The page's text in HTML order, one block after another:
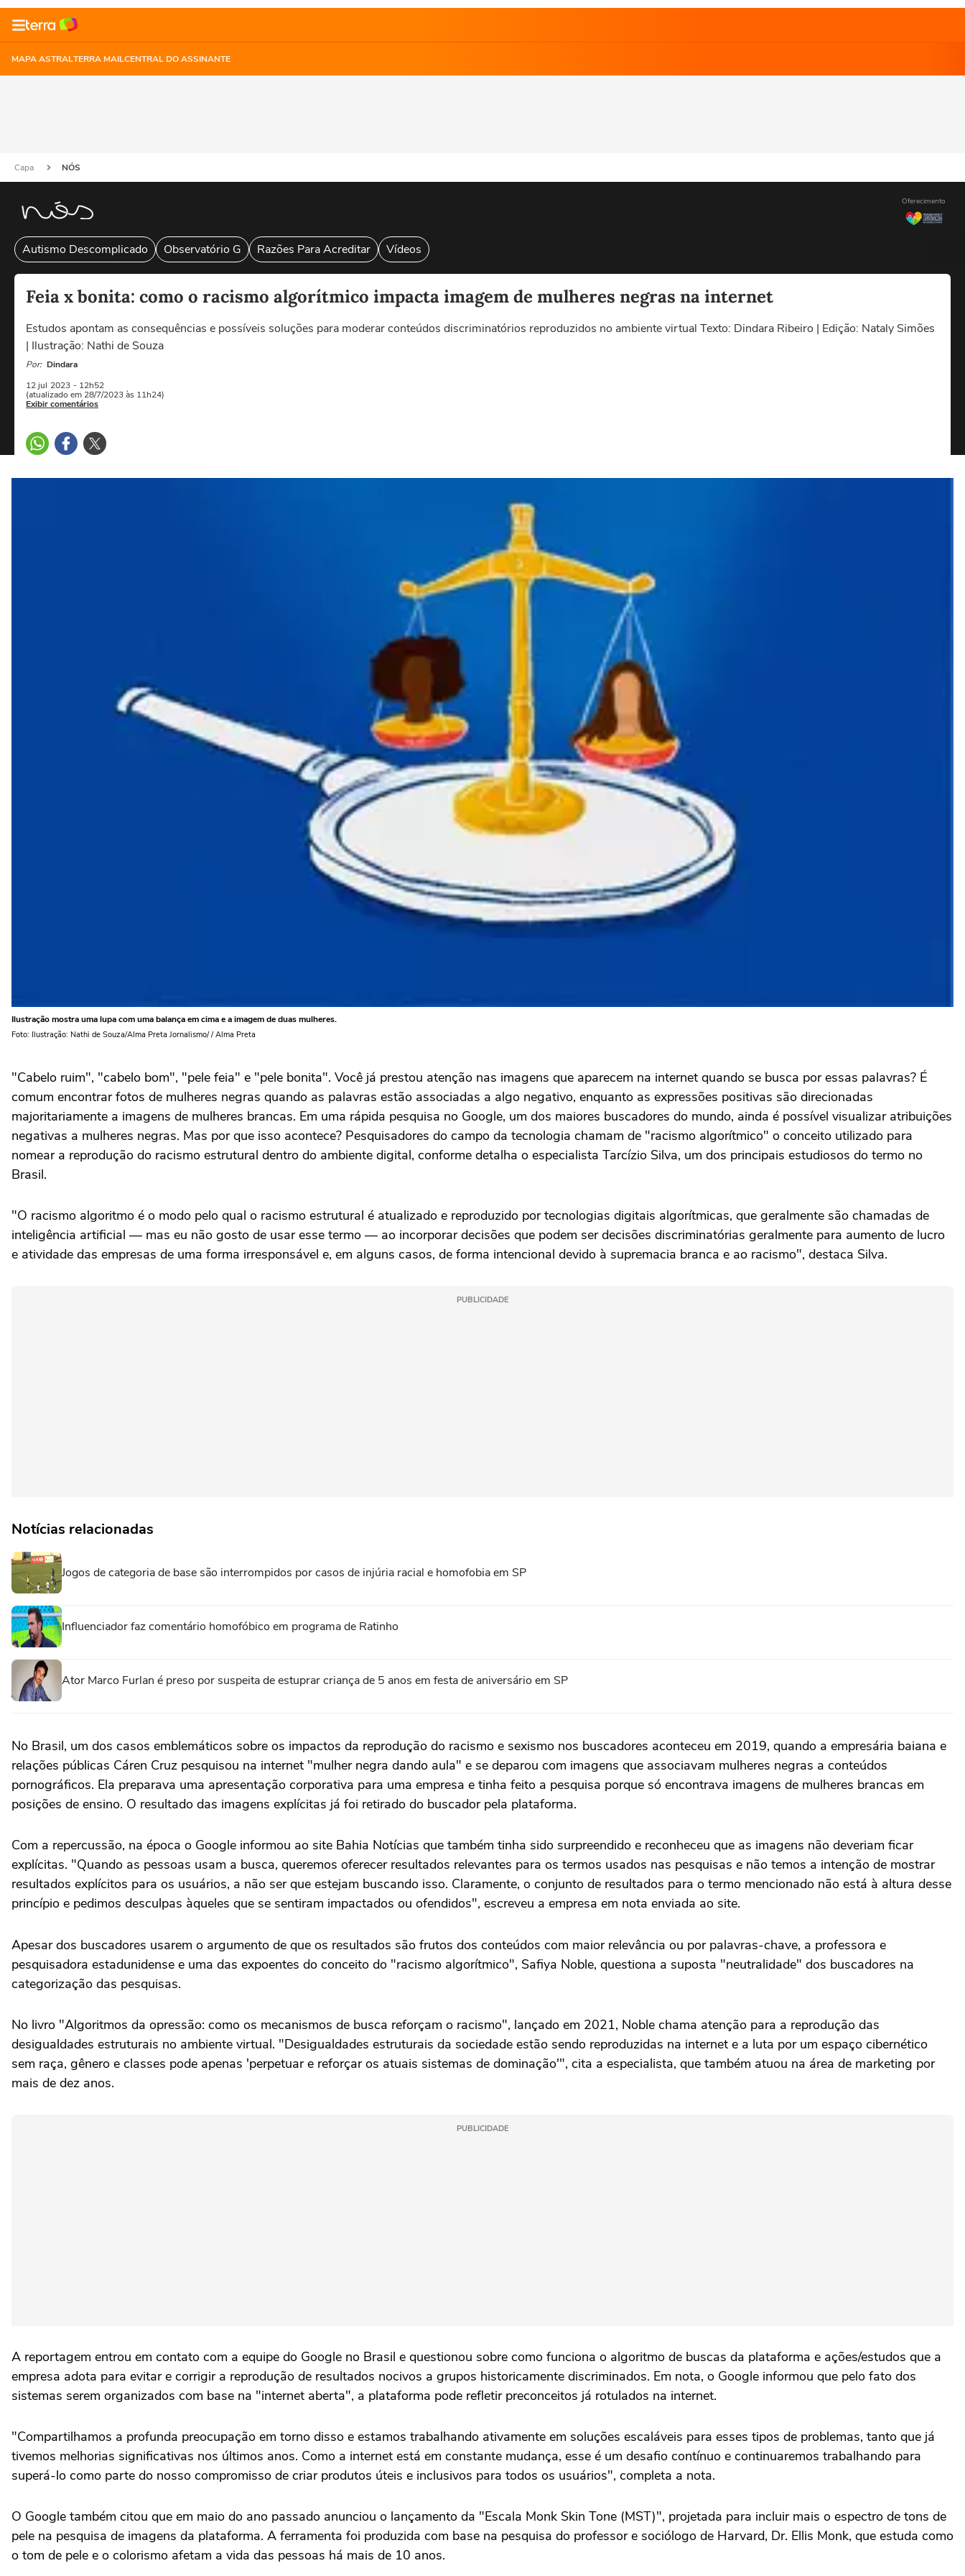
MAPA ASTRALTERRA MAILCENTRAL DO ASSINANTE
Capa NÓS
Oferecimento
Autismo Descomplicado Observatório G Razões Para Acreditar Vídeos
Feia x bonita: como o racismo algorítmico impacta imagem de mulheres negras na internet
Estudos apontam as consequências e possíveis soluções para moderar conteúdos discriminatórios reproduzidos no ambiente virtual Texto: Dindara Ribeiro | Edição: Nataly Simões
| Ilustração: Nathi de Souza
Por: Dindara
12 jul 2023 - 12h52
(atualizado em 28/7/2023 às 11h24)
Exibir comentários
Ilustração mostra uma lupa com uma balança em cima e a imagem de duas mulheres.
Foto: Ilustração: Nathi de Souza/Alma Preta Jornalismo/ / Alma Preta
"Cabelo ruim", "cabelo bom", "pele feia" e "pele bonita". Você já prestou atenção nas imagens que aparecem na internet quando se busca por essas palavras? É
comum encontrar fotos de mulheres negras quando as palavras estão associadas a algo negativo, enquanto as expressões positivas são direcionadas
majoritariamente a imagens de mulheres brancas. Em uma rápida pesquisa no Google, um dos maiores buscadores do mundo, ainda é possível visualizar atribuições
negativas a mulheres negras. Mas por que isso acontece? Pesquisadores do campo da tecnologia chamam de "racismo algorítmico" o conceito utilizado para
nomear a reprodução do racismo estrutural dentro do ambiente digital, conforme detalha o especialista Tarcízio Silva, um dos principais estudiosos do termo no
Brasil.
"O racismo algoritmo é o modo pelo qual o racismo estrutural é atualizado e reproduzido por tecnologias digitais algorítmicas, que geralmente são chamadas de
inteligência artificial — mas eu não gosto de usar esse termo — ao incorporar decisões que podem ser decisões discriminatórias geralmente para aumento de lucro
e atividade das empresas de uma forma irresponsável e, em alguns casos, de forma intencional devido à supremacia branca e ao racismo", destaca Silva.
PUBLICIDADE
Notícias relacionadas
Jogos de categoria de base são interrompidos por casos de injúria racial e homofobia em SP
Influenciador faz comentário homofóbico em programa de Ratinho
Ator Marco Furlan é preso por suspeita de estuprar criança de 5 anos em festa de aniversário em SP
No Brasil, um dos casos emblemáticos sobre os impactos da reprodução do racismo e sexismo nos buscadores aconteceu em 2019, quando a empresária baiana e
relações públicas Cáren Cruz pesquisou na internet "mulher negra dando aula" e se deparou com imagens que associavam mulheres negras a conteúdos
pornográficos. Ela preparava uma apresentação corporativa para uma empresa e tinha feito a pesquisa porque só encontrava imagens de mulheres brancas em
posições de ensino. O resultado das imagens explícitas já foi retirado do buscador pela plataforma.
Com a repercussão, na época o Google informou ao site Bahia Notícias que também tinha sido surpreendido e reconheceu que as imagens não deveriam ficar
explícitas. "Quando as pessoas usam a busca, queremos oferecer resultados relevantes para os termos usados nas pesquisas e não temos a intenção de mostrar
resultados explícitos para os usuários, a não ser que estejam buscando isso. Claramente, o conjunto de resultados para o termo mencionado não está à altura desse
princípio e pedimos desculpas àqueles que se sentiram impactados ou ofendidos", escreveu a empresa em nota enviada ao site.
Apesar dos buscadores usarem o argumento de que os resultados são frutos dos conteúdos com maior relevância ou por palavras-chave, a professora e
pesquisadora estadunidense e uma das expoentes do conceito do "racismo algorítmico", Safiya Noble, questiona a suposta "neutralidade" dos buscadores na
categorização das pesquisas.
No livro "Algoritmos da opressão: como os mecanismos de busca reforçam o racismo", lançado em 2021, Noble chama atenção para a reprodução das
desigualdades estruturais no ambiente virtual. "Desigualdades estruturais da sociedade estão sendo reproduzidas na internet e a luta por um espaço cibernético
sem raça, gênero e classes pode apenas 'perpetuar e reforçar os atuais sistemas de dominação'", cita a especialista, que também atuou na área de marketing por
mais de dez anos.
PUBLICIDADE
A reportagem entrou em contato com a equipe do Google no Brasil e questionou sobre como funciona o algoritmo de buscas da plataforma e ações/estudos que a
empresa adota para evitar e corrigir a reprodução de resultados nocivos a grupos historicamente discriminados. Em nota, o Google informou que pelo fato dos
sistemas serem organizados com base na "internet aberta", a plataforma pode refletir preconceitos já rotulados na internet.
"Compartilhamos a profunda preocupação em torno disso e estamos trabalhando ativamente em soluções escaláveis para esses tipos de problemas, tanto que já
tivemos melhorias significativas nos últimos anos. Como a internet está em constante mudança, esse é um desafio contínuo e continuaremos trabalhando para
superá-lo como parte do nosso compromisso de criar produtos úteis e inclusivos para todos os usuários", completa a nota.
O Google também citou que em maio do ano passado anunciou o lançamento da "Escala Monk Skin Tone (MST)", projetada para incluir mais o espectro de tons de
pele na pesquisa de imagens da plataforma. A ferramenta foi produzida com base na pesquisa do professor e sociólogo de Harvard, Dr. Ellis Monk, que estuda como
o tom de pele e o colorismo afetam a vida das pessoas há mais de 10 anos.